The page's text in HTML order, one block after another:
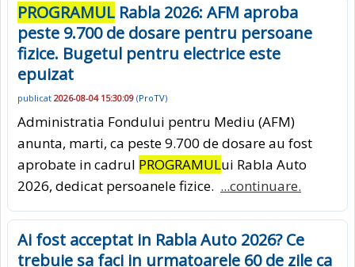
PROGRAMUL Rabla 2026: AFM aproba
peste 9.700 de dosare pentru persoane
fizice. Bugetul pentru electrice este
epuizat
publicat 2026-08-04 15:30:09 (ProTV)
Administratia Fondului pentru Mediu (AFM)
anunta, marti, ca peste 9.700 de dosare au fost
aprobate in cadrul PROGRAMULui Rabla Auto
2026, dedicat persoanele fizice. ...continuare.
Ai fost acceptat in Rabla Auto 2026? Ce
trebuie sa faci in urmatoarele 60 de zile ca